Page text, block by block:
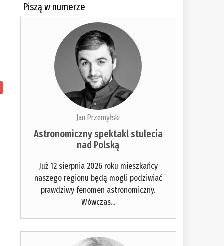
Piszą w numerze
Jan Przemyłski
Astronomiczny spektakl stulecia
nad Polską
Już 12 sierpnia 2026 roku mieszkańcy
naszego regionu będą mogli podziwiać
prawdziwy fenomen astronomiczny.
Wówczas...